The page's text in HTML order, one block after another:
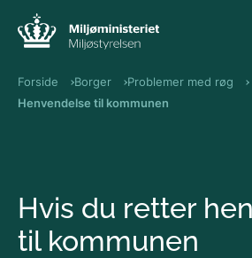
Forside Borger
Problemer med røg
Henvendelse til kommunen
Hvis du retter
til kommunen